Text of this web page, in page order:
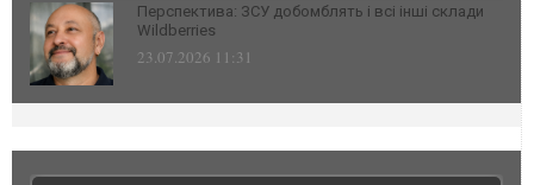
Перспектива: ЗСУ добомблять і всі інші склади
Wildberries
23.07.2026 11:31